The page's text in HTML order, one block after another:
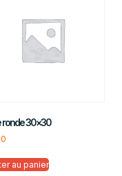
ronde 30×30
au panier